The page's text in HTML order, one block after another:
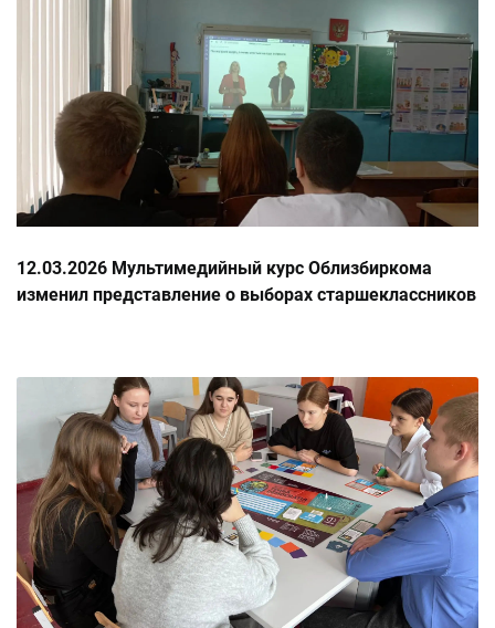
12.03.2026 Мультимедийный курс Облизбиркома
изменил представление о выборах старшеклассников